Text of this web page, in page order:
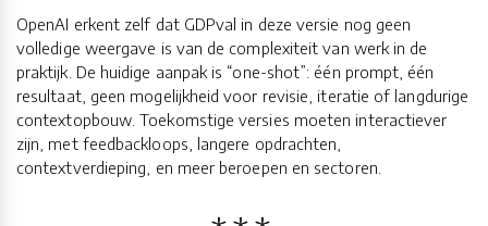
OpenAI erkent zelf dat GDPval in deze versie nog geen
volledige weergave is van de complexiteit van werk in de
praktijk. De huidige aanpak is “one-shot”: één prompt, één
resultaat, geen mogelijkheid voor revisie, iteratie of langdurige
contextopbouw. Toekomstige versies moeten interactiever
zijn, met feedbackloops, langere opdrachten,
contextverdieping, en meer beroepen en sectoren.